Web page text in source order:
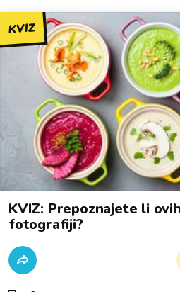
KVIZ
KVIZ: Prepoznajete li
fotografiji?